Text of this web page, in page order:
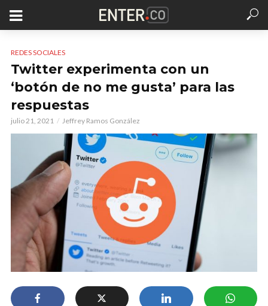
REDES SOCIALES
Twitter experimenta con un
‘botón de no me gusta’ para las
respuestas
julio 21, 2021 Jeffrey Ramos González